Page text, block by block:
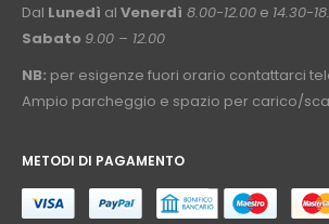
Dal Lunedì al Venerdì 8.00-12.00 e 14.30-
Sabato 9.00 – 12.00
NB: per esigenze fuori orario contattarci
Ampio parcheggio e spazio per carico/
METODI DI PAGAMENTO